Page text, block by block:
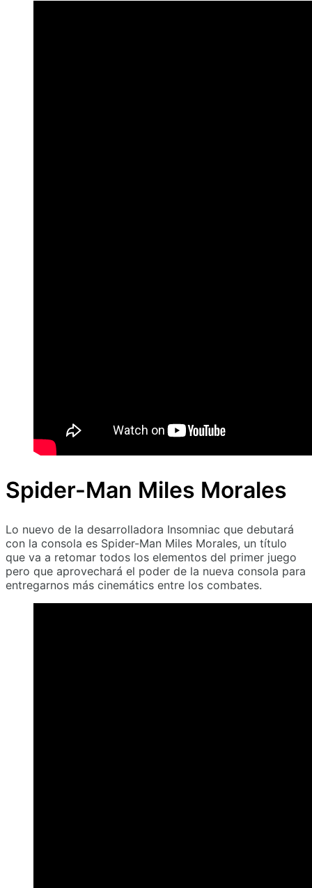
Spider-Man Miles Morales
Lo nuevo de la desarrolladora Insomniac que debutará
con la consola es Spider-Man Miles Morales, un título
que va a retomar todos los elementos del primer juego
pero que aprovechará el poder de la nueva consola para
entregarnos más cinemátics entre los combates.